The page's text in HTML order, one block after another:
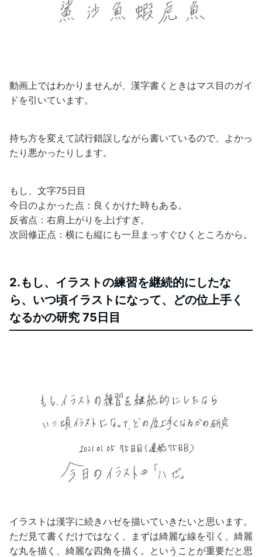
動画上ではわかりませんが、漢字書くときはマス目のガイ
ドを引いています。
持ち方を変えて試行錯誤しながら書いているので、よかっ
たり悪かったりします。
もし、文字75日目
今日のよかった点：良くかけた時もある。
反省点：右肩上がりを上げすぎ。
次回修正点：横にも縦にも一旦まっすぐひくところから。
2.もし、イラストの練習を継続的にしたな
ら、いつ頃イラストになって、どの位上手く
なるかの研究 75日目
イラストは漢字に続きハゼを描いていきたいと思います。
ただ見て書くだけではなく、まずは綺麗な線を引く、綺麗
な丸を描く、綺麗な四角を描く。ということが重要だと思